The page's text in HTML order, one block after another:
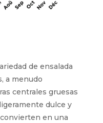
de ensalada
a menudo
centrales gruesas
dulce y
en una